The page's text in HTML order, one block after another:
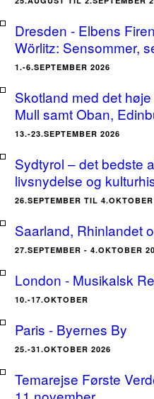
Dresden - Elbens
Wörlitz: Sensommer,
1.-6.SEPTEMBER 2026
Skotland med det
Mull samt Oban,
13.-23.SEPTEMBER 2026
Sydtyrol – det bedste
livsnydelse og
26.SEPTEMBER TIL
Saarland, Rhinlandet
27.SEPTEMBER - 4.OKTOBER
London - Musikalsk
10.-17.OKTOBER
Paris - Byernes By
25.-31.OKTOBER 2026
Temarejse Første